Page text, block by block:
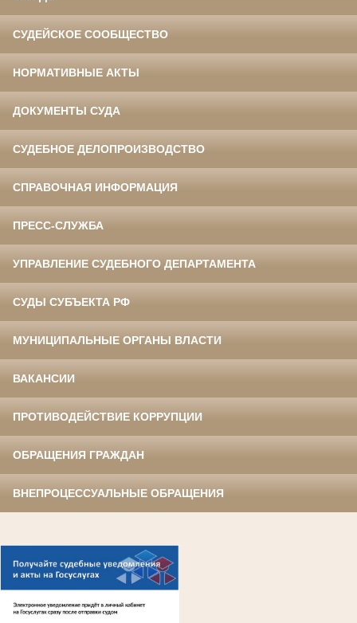
СУДЕЙСКОЕ СООБЩЕСТВО
НОРМАТИВНЫЕ АКТЫ
ДОКУМЕНТЫ СУДА
СУДЕБНОЕ ДЕЛОПРОИЗВОДСТВО
СПРАВОЧНАЯ ИНФОРМАЦИЯ
ПРЕСС-СЛУЖБА
УПРАВЛЕНИЕ СУДЕБНОГО ДЕПАРТАМЕНТА
СУДЫ СУБЪЕКТА РФ
МУНИЦИПАЛЬНЫЕ ОРГАНЫ ВЛАСТИ
ВАКАНСИИ
ПРОТИВОДЕЙСТВИЕ КОРРУПЦИИ
ОБРАЩЕНИЯ ГРАЖДАН
ВНЕПРОЦЕССУАЛЬНЫЕ ОБРАЩЕНИЯ